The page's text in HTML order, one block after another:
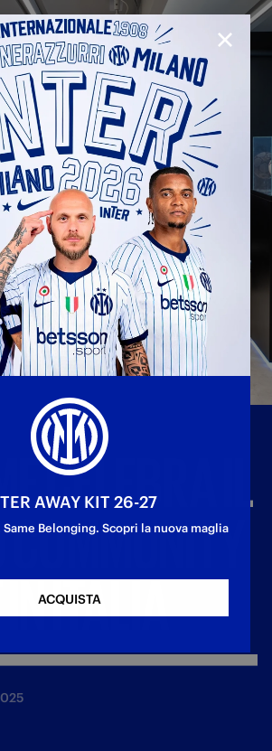
CELEBRA
COMMUNITY
INITALIA
AWAY KIT 26-27
Belonging. Scopri la nuova maglia
ACQUISTA